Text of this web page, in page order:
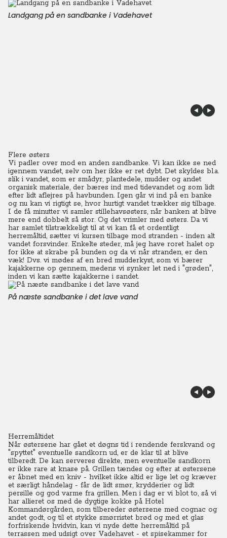
Landgang på en sandbanke i Vadehavet
Flere østers
Vi padler over mod en anden sandbanke. Vi kan ikke se ned
igennem vandet, selv om her ikke er ret dybt. Det skyldes bl.a.
slik i vandet, som er smådyr, plantedele, mudder og andet
organisk materiale, der bæres ind med tidevandet og som lidt
efter lidt aflejres på havbunden. Igen går vi ind på en banke
og nu kan vi rigtigt se, hvor hurtigt vandet trækker sig tilbage.
I de få minutter vi samler stillehavsøsters, når banken at blive
mere end dobbelt så stor. Og det vrimler med østers. Da vi
har samlet tilstrækkeligt til at vi kan få et ordentligt
herremåltid, sætter vi kursen tilbage mod stranden - inden alt
vandet forsvinder. Enkelte steder, må jeg have roret halet op
for ikke at skrabe på bunden og da vi når stranden, er den
væk! Dvs. vi mødes af en bred mudderkyst, som vi bærer
kajakkerne op gennem, medens vi synker let ned i "grøden",
inden vi kan sætte kajakkerne i sandet.
På næste sandbanke i det lave vand
Herremåltidet
Når østersene har gået et døgns tid i rendende ferskvand og
"spyttet" eventuelle sandkorn ud, er de klar til at blive
tilberedt. De kan serveres direkte, men eventuelle sandkorn
er ikke rare at knase på. Grillen tændes og efter at østersene
er åbnet med en kniv - hvilket ikke altid er lige let og kræver
et særligt håndelag - får de lidt smør, krydderier og lidt
persille og god varme fra grillen. Men i dag er vi blot to, så vi
har allieret os med de dygtige kokke på Hotel
Kommandørgården, som tilbereder østersene med cognac og
andet godt, og til et stykke smørristet brød og med et glas
forfriskende hvidvin, kan vi nyde dette herremåltid på
terrassen med udsigt over Vadehavet - et spisekammer for